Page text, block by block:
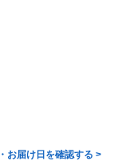
お届け日を確認する >